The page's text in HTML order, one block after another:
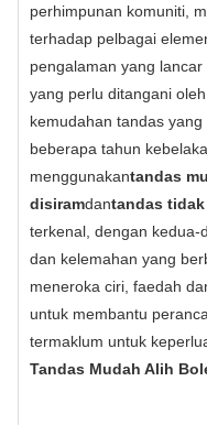
perhimpunan komuniti,
terhadap pelbagai
pengalaman yang
yang perlu ditangani
kemudahan tandas
beberapa tahun
menggunakantandas
disiramdantandas tidak
terkenal, dengan kedua-
dan kelemahan yang
meneroka ciri, faedah
untuk membantu
termaklum untuk
Tandas Mudah Alih